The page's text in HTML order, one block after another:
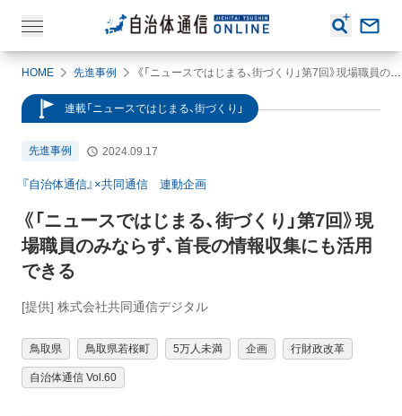
HOME 先進事例 《「ニュースではじまる、街づくり」第7回》現場職員のみならず、首長の情報収集にも活用できる
連載「ニュースではじまる、街づくり」
先進事例 2024.09.17
『自治体通信』×共同通信 連動企画
《「ニュースではじまる、街づくり」第7回》現
場職員のみならず、首長の情報収集にも活用
できる
[提供] 株式会社共同通信デジタル
鳥取県 鳥取県若桜町 5万人未満 企画 行財政改革
自治体通信 Vol.60